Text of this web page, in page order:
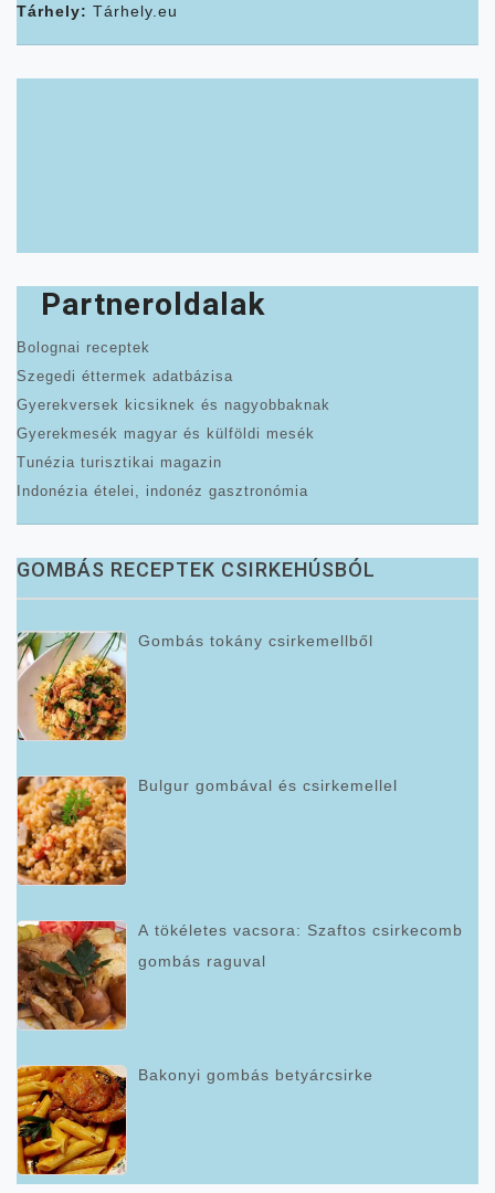
Tárhely: Tárhely.eu
Partneroldalak
Bolognai receptek
Szegedi éttermek adatbázisa
Gyerekversek kicsiknek és nagyobbaknak
Gyerekmesék magyar és külföldi mesék
Tunézia turisztikai magazin
Indonézia ételei, indonéz gasztronómia
GOMBÁS RECEPTEK CSIRKEHÚSBÓL
Gombás tokány csirkemellből
Bulgur gombával és csirkemellel
A tökéletes vacsora: Szaftos csirkecomb
gombás raguval
Bakonyi gombás betyárcsirke